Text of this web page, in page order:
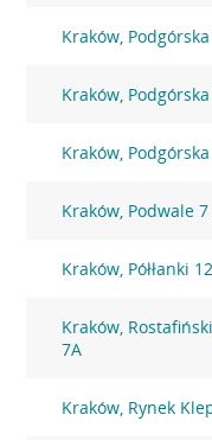
Kraków,
Kraków,
Kraków,
Kraków, Podwale 7
Kraków, Półłanki
Kraków,
7A
Kraków, Rynek